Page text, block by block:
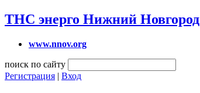
ТНС энерго Нижний Новгород
www.nnov.org
поиск по сайту
Регистрация | Вход